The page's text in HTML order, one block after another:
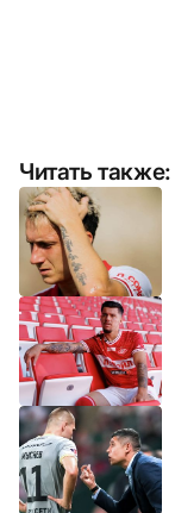
Читать также: